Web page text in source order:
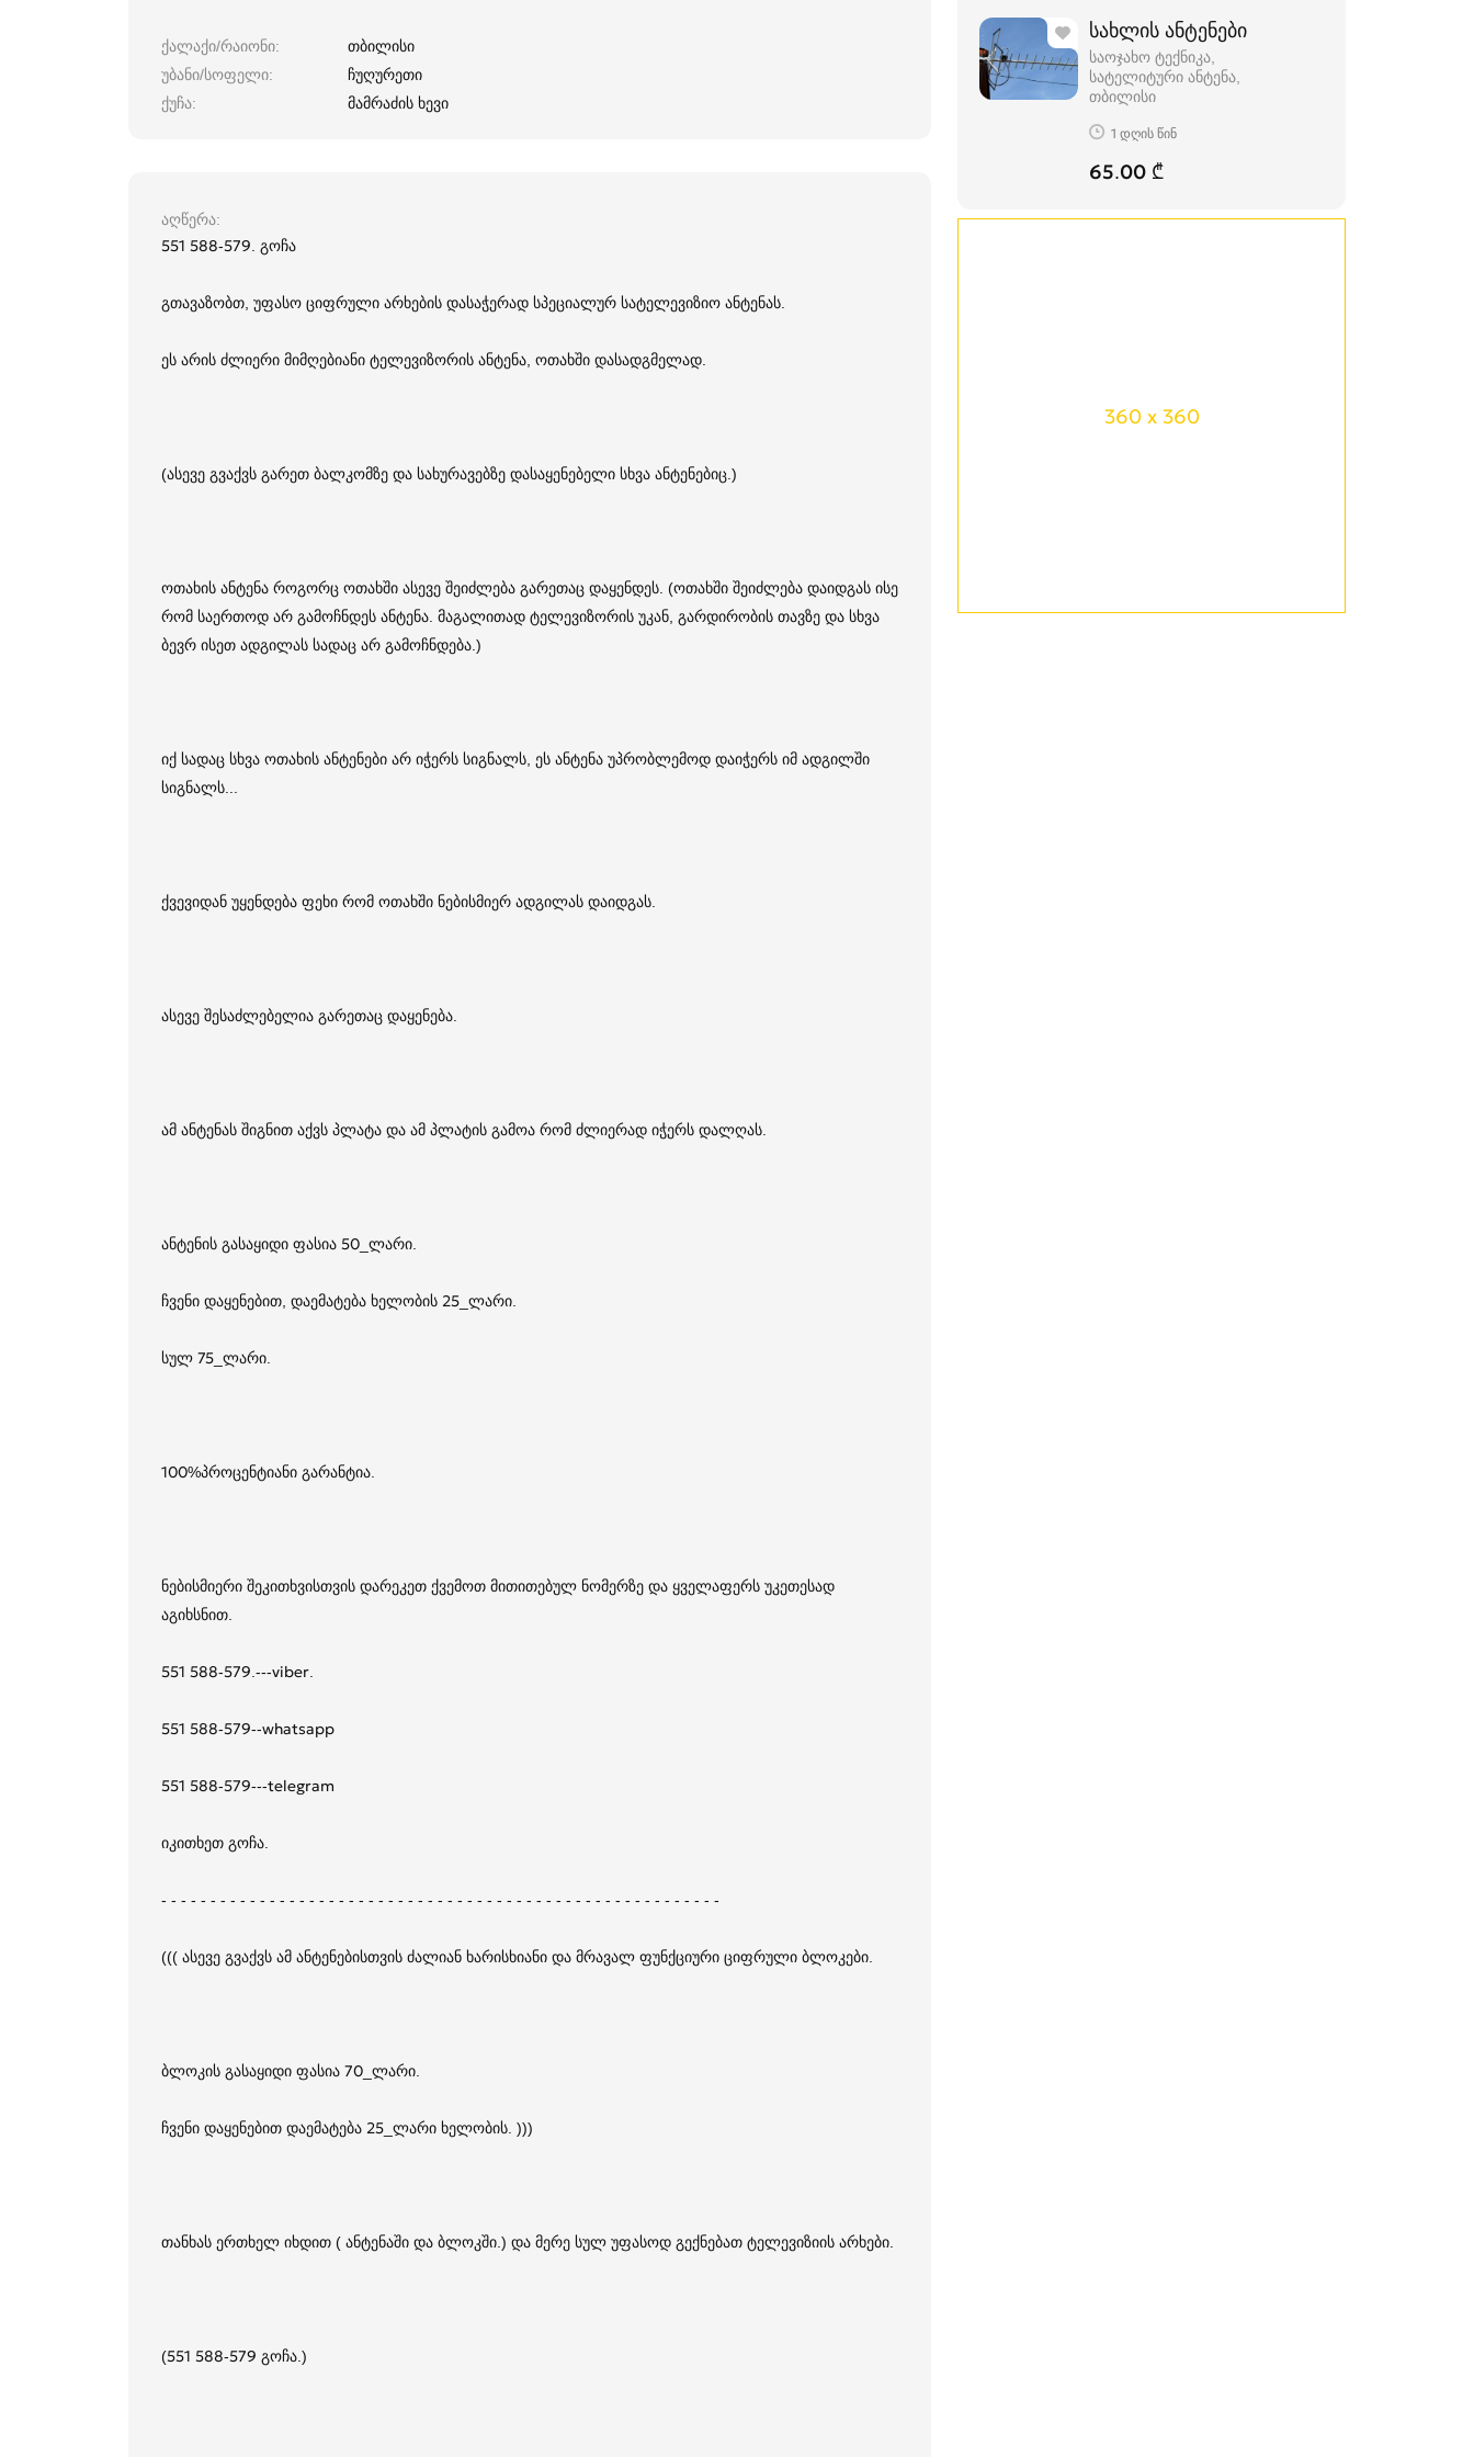
სახლის ანტენები
საოჯახო ტექნიკა,
სატელიტური ანტენა
თბილისი
1 დღის წინ
65.00 ₾
360 x 360
ქალაქი/რაიონი
თბილისი
უბანი/სოფელი
ჩუღურეთი
ქუჩა
მამრაძის ხევი
აღწერა
551 588-579. გოჩა
გთავაზობთ, უფასო ციფრული არხების დასაჭერად სპეციალურ სატელევიზიო ანტენას.
ეს არის ძლიერი მიმღებიანი ტელევიზორის ანტენა, ოთახში დასადგმელად.
(ასევე გვაქვს გარეთ ბალკომზე და სახურავებზე დასაყენებელი სხვა ანტენებიც.)
ოთახის ანტენა როგორც ოთახში ასევე შეიძლება გარეთაც დაყენდეს. (ოთახში შეიძლება დაიდგას ისე
რომ საერთოდ არ გამოჩნდეს ანტენა. მაგალითად ტელევიზორის უკან, გარდირობის თავზე და სხვა
ბევრ ისეთ ადგილას სადაც არ გამოჩნდება.)
იქ სადაც სხვა ოთახის ანტენები არ იჭერს სიგნალს, ეს ანტენა უპრობლემოდ დაიჭერს იმ ადგილში
სიგნალს...
ქვევიდან უყენდება ფეხი რომ ოთახში ნებისმიერ ადგილას დაიდგას.
ასევე შესაძლებელია გარეთაც დაყენება.
ამ ანტენას შიგნით აქვს პლატა და ამ პლატის გამოა რომ ძლიერად იჭერს დალღას.
ანტენის გასაყიდი ფასია 50_ლარი.
ჩვენი დაყენებით, დაემატება ხელობის 25_ლარი.
სულ 75_ლარი.
100%პროცენტიანი გარანტია.
ნებისმიერი შეკითხვისთვის დარეკეთ ქვემოთ მითითებულ ნომერზე და ყველაფერს უკეთესად
აგიხსნით.
551 588-579.---viber.
551 588-579--whatsapp
551 588-579---telegram
იკითხეთ გოჩა.
- - - - - - - - - - - - - - - - - - - - - - - - - - - - - - - - - - - - - - - - - - - - - - - - - - - - - - - - -
((( ასევე გვაქვს ამ ანტენებისთვის ძალიან ხარისხიანი და მრავალ ფუნქციური ციფრული ბლოკები.
ბლოკის გასაყიდი ფასია 70_ლარი.
ჩვენი დაყენებით დაემატება 25_ლარი ხელობის. )))
თანხას ერთხელ იხდით ( ანტენაში და ბლოკში.) და მერე სულ უფასოდ გექნებათ ტელევიზიის არხები.
(551 588-579 გოჩა.)